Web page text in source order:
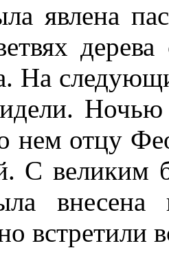
явлена
На
нем отцу
С великим
встретили